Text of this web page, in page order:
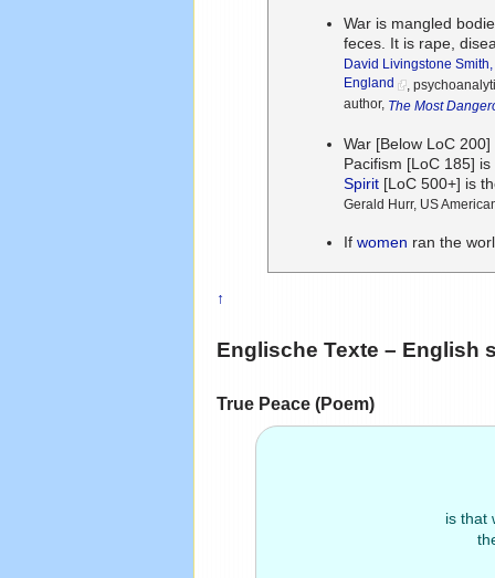
War is mangled
feces. It is rape,
David Livingstone
England ,
author, The Most
War [Below LoC
Pacifism [LoC 185]
Spirit [LoC 500+] is
Gerald Hurr, US
Ifwomen ran the
↑
Englische Texte – English
True Peace (Poem)
is that